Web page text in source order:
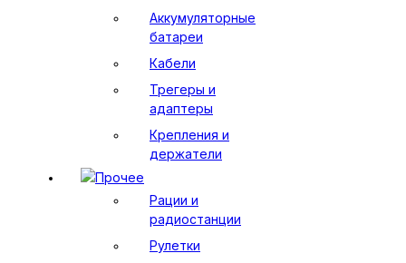
Аккумуляторные
батареи
Кабели
Трегеры и
адаптеры
Крепления и
держатели
Прочее
Рации и
радиостанции
Рулетки